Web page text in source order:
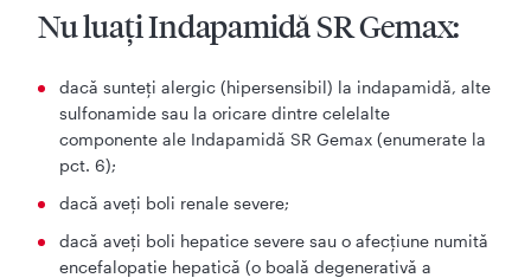
Nu luaţi Indapamidă SR Gemax:
dacă sunteţi alergic (hipersensibil) la indapamidă, alte
sulfonamide sau la oricare dintre celelalte
componente ale Indapamidă SR Gemax (enumerate la
pct. 6);
dacă aveţi boli renale severe;
dacă aveţi boli hepatice severe sau o afecţiune numită
encefalopatie hepatică (o boală degenerativă a